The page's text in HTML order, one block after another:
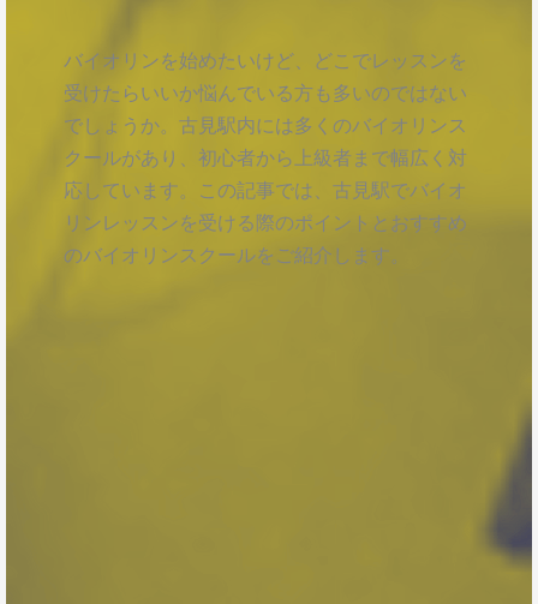
バイオリンを始めたいけど、どこでレッスンを
受けたらいいか悩んでいる方も多いのではない
でしょうか。古見駅内には多くのバイオリンス
クールがあり、初心者から上級者まで幅広く対
応しています。この記事では、古見駅でバイオ
リンレッスンを受ける際のポイントとおすすめ
のバイオリンスクールをご紹介します。